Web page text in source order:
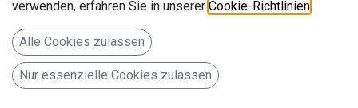
Artikelnummer: TS-G130C
Pioneer Electronics Deutschland
Hanns-Martin-Schleyer-Str. 35
verwenden, erfahren Sie in unserer Cookie-Richtlinien
Alle Cookies zulassen
Nur essenzielle Cookies zulassen